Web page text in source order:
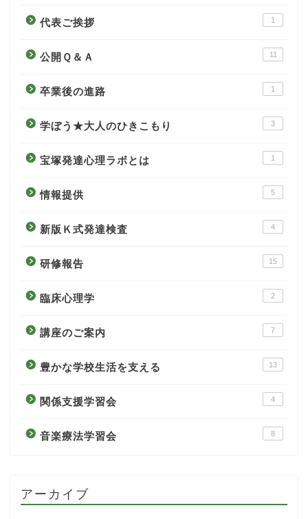
代表ご挨拶 1
公開Ｑ＆Ａ 11
卒業後の進路 1
学ぼう★大人のひきこもり 3
宝塚発達心理ラボとは 1
情報提供 5
新版Ｋ式発達検査 4
研修報告 15
臨床心理学 2
講座のご案内 7
豊かな学校生活を支える 13
関係支援学習会 4
音楽療法学習会 8
アーカイブ